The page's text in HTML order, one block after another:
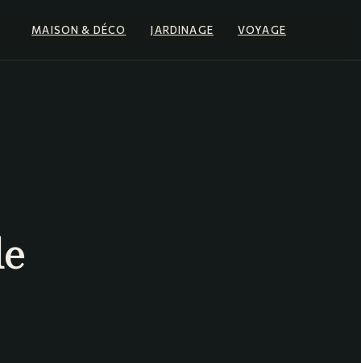
MAISON & DÉCO JARDINAGE VOYAGE